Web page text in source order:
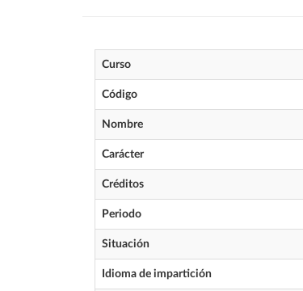
Curso
Código
Nombre
Carácter
Créditos
Periodo
Situación
Idioma de impartición